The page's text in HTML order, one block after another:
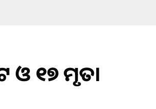
ଓ ୧୭ ମୃତ।